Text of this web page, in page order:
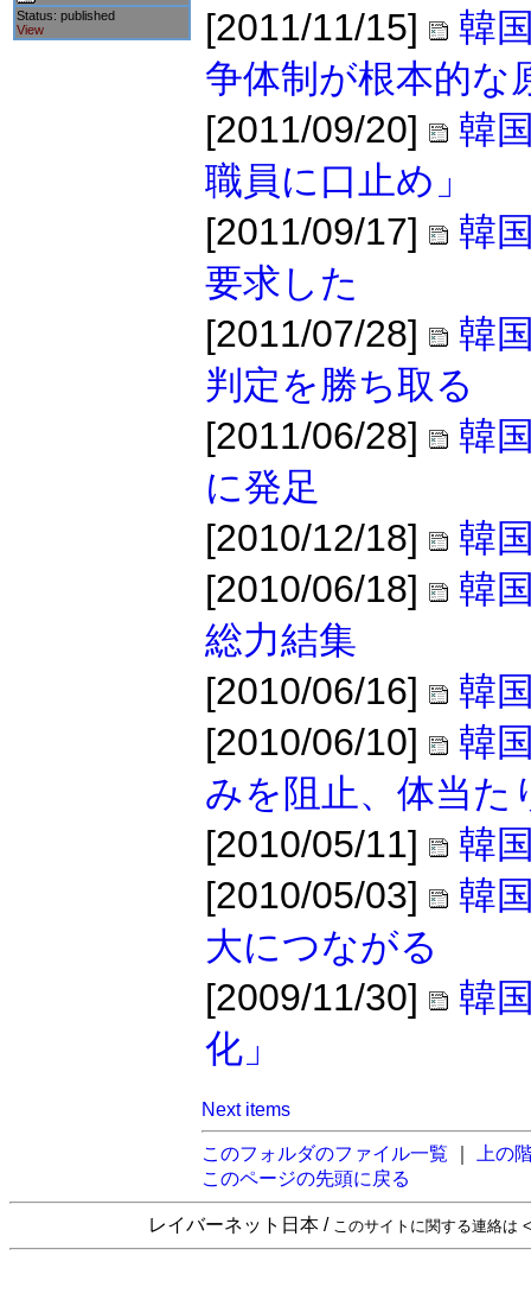
Status: published
View
[2011/11/15]
韓
争体制が根本的な
[2011/09/20]
韓
職員に口止め」
[2011/09/17]
韓
要求した
[2011/07/28]
韓
判定を勝ち取る
[2011/06/28]
韓
に発足
[2010/12/18]
韓
[2010/06/18]
韓
総力結集
[2010/06/16]
韓
[2010/06/10]
韓
みを阻止、体当た
[2010/05/11]
韓
[2010/05/03]
韓
大につながる
[2009/11/30]
韓
化」
Next items
このフォルダのファイル一覧
上の
このページの先頭に戻る
レイバーネット日本 / このサイトに関する連絡は